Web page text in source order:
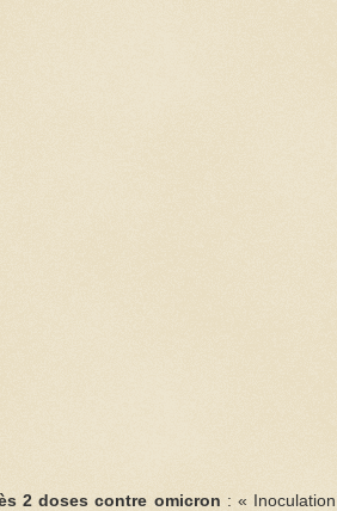
2 doses contre omicron : « Inoculation